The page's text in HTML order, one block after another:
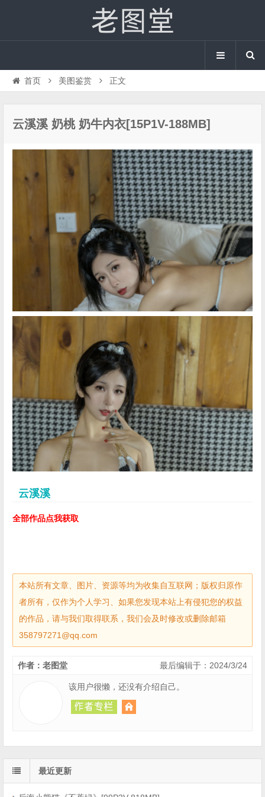
首页 美图鉴赏 正文
云溪溪 奶桃 奶牛内衣[15P1V-188MB]
云溪溪
全部作品点我获取
本站所有文章、图片、资源等均为收集自互联网；版权归原作
者所有，仅作为个人学习、如果您发现本站上有侵犯您的权益
的作品，请与我们取得联系，我们会及时修改或删除邮箱
358797271@qq.com
最后编辑于：2024/3/24
作者：老图堂
该用户很懒，还没有介绍自己。
最近更新